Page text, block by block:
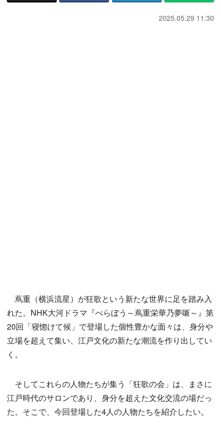
2025.05.29 11:30
蔦重（横浜流星）が狂歌という新たな世界に足を踏み入
れた。NHK大河ドラマ『べらぼう～蔦重栄華乃夢噺～』第
20回「寝惚けて候」で登場した個性豊かな面々は、身分や
立場を超えて集い、江戸文化の新たな潮流を作り出してい
く。
そしてこれらの人物たちが集う「狂歌の会」は、まさに
江戸時代のサロンであり、身分を超えた文化交流の場だっ
た。そこで、今回登場した4人の人物たちを紹介したい。